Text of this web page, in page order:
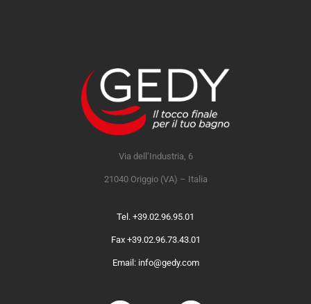
Via dell’Industria, 6
21040 Origgio (VA) – Italia
Tel. +39.02.96.95.01
Fax +39.02.96.73.43.01
Email: info@gedy.com